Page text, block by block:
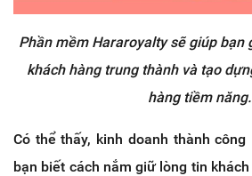
Phần mềm Hararoyalty sẽ giúp bạn
khách hàng trung thành và tạo
hàng tiềm năng.
Có thể thấy, kinh doanh thành
bạn biết cách nắm giữ lòng tin